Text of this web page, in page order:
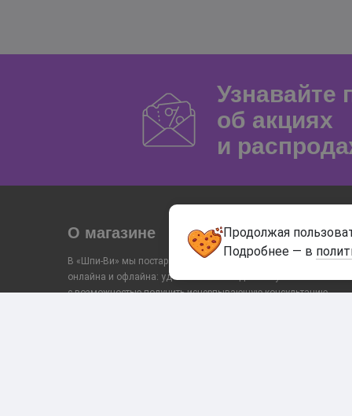
Узнавайте
об акциях
и
О магазине
В «Шпи-Ви» мы постарались объединить преимущества
онлайна и офлайна: удобный заказ и доставку
с возможностью получить исчерпывающую консультацию
Продолжая
Подробнее — в